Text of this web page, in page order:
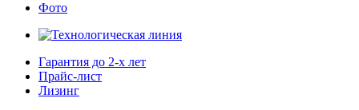
Фото
Гарантия до 2-х лет
Прайс-лист
Лизинг